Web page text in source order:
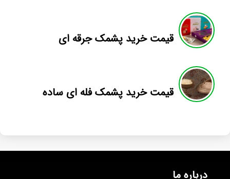
قیمت خرید پشمک جرقه ای
قیمت خرید پشمک فله ای ساده
درباره ما